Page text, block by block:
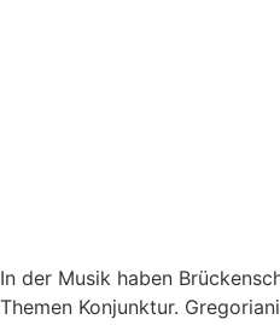
In der Musik haben
Themen Konjunktur.